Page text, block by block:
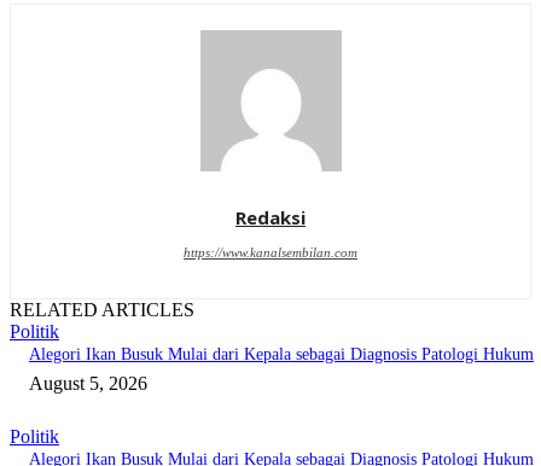
Redaksi
https://www.kanalsembilan.com
RELATED ARTICLES
Politik
Alegori Ikan Busuk Mulai dari Kepala sebagai Diagnosis Patologi Hukum
August 5, 2026
Politik
Alegori Ikan Busuk Mulai dari Kepala sebagai Diagnosis Patologi Hukum